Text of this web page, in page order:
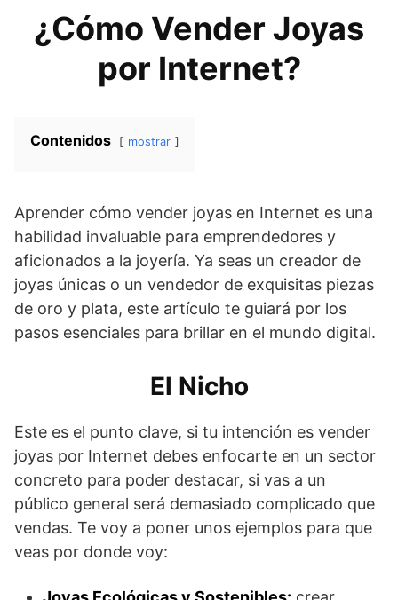
¿Cómo Vender Joyas
por Internet?
Contenidos mostrar
Aprender cómo vender joyas en Internet es una
habilidad invaluable para emprendedores y
aficionados a la joyería. Ya seas un creador de
joyas únicas o un vendedor de exquisitas piezas
de oro y plata, este artículo te guiará por los
pasos esenciales para brillar en el mundo digital.
El Nicho
Este es el punto clave, si tu intención es vender
joyas por Internet debes enfocarte en un sector
concreto para poder destacar, si vas a un
público general será demasiado complicado que
vendas. Te voy a poner unos ejemplos para que
veas por donde voy: